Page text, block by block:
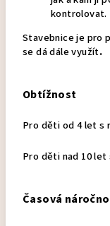
kontrolovat.
Stavebnice je pro
se dá dále využít.
Obtížnost
Pro děti od 4 let s
Pro děti nad 10
Časová